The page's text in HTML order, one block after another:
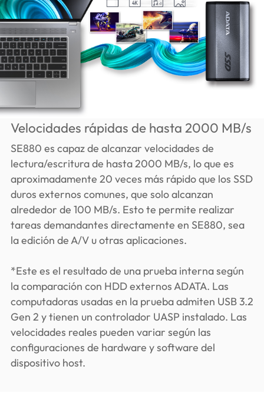
Velocidades rápidas de hasta 2000 MB/s
SE880 es capaz de alcanzar velocidades de
lectura/escritura de hasta 2000 MB/s, lo que es
aproximadamente 20 veces más rápido que los SSD
duros externos comunes, que solo alcanzan
alrededor de 100 MB/s. Esto te permite realizar
tareas demandantes directamente en SE880, sea
la edición de A/V u otras aplicaciones.
*Este es el resultado de una prueba interna según
la comparación con HDD externos ADATA. Las
computadoras usadas en la prueba admiten USB 3.2
Gen 2 y tienen un controlador UASP instalado. Las
velocidades reales pueden variar según las
configuraciones de hardware y software del
dispositivo host.